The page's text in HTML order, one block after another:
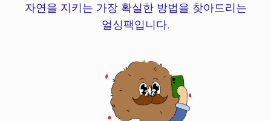
자연을 지키는 가장 확실한 방법을 찾아드리는
얼싱팩입니다.